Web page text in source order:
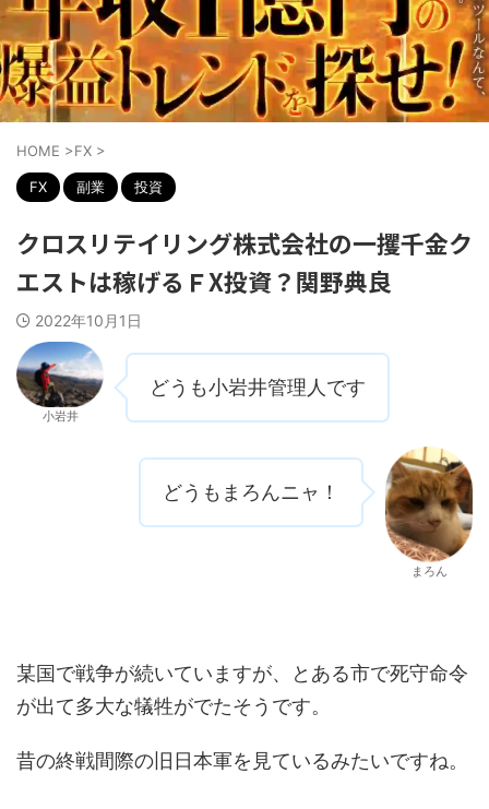
HOME >FX >
FX 副業 投資
クロスリテイリング株式会社の一攫千金ク
エストは稼げるＦX投資？関野典良
2022年10月1日
小岩井
どうも小岩井管理人です
どうもまろんニャ！
まろん
某国で戦争が続いていますが、とある市で死守命令
が出て多大な犠牲がでたそうです。
昔の終戦間際の旧日本軍を見ているみたいですね。